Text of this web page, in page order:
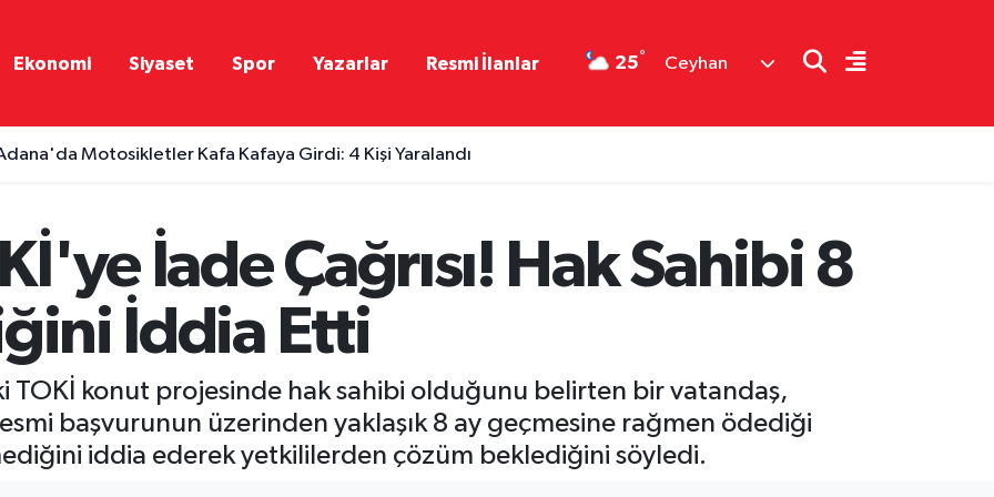
Ekonomi Siyaset Spor Yazarlar Resmi İlanlar 25° Ceyhan
Motosikletler Kafa Kafaya Girdi: 4 Kişi Yaralandı
İade Çağrısı! Hak Sahibi 8
İddia Etti
TOKİ konut projesinde hak sahibi olduğunu belirten bir vatandaş,
başvurunun üzerinden yaklaşık 8 ay geçmesine rağmen ödediği
iddia ederek yetkililerden çözüm beklediğini söyledi.